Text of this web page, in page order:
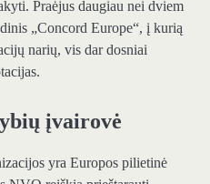
Praėjus daugiau nei dviem
„Concord Europe“, į kurią
narių, vis dar dosniai
įvairovė
yra Europos pilietinė